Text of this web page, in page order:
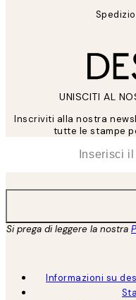
UNISCITI AL
Inscriviti alla nostra
tutte le stampe
Si prega di leggere la nostra
Informazioni su